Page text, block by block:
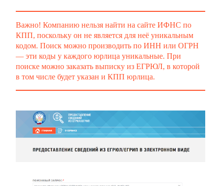
Важно! Компанию нельзя найти на сайте ИФНС по
КПП, поскольку он не является для неё уникальным
кодом. Поиск можно производить по ИНН или ОГРН
— эти коды у каждого юрлица уникальные. При
поиске можно заказать выписку из ЕГРЮЛ, в которой
в том числе будет указан и КПП юрлица.